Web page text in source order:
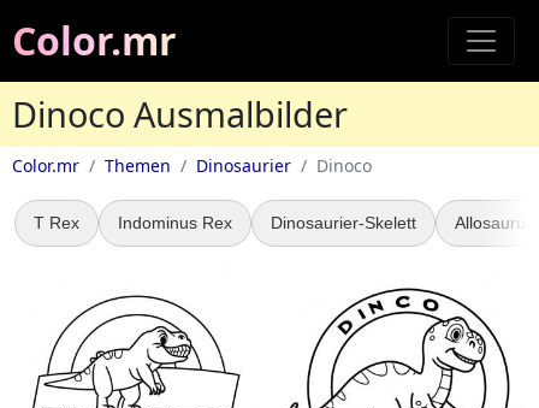
Color.mr
Dinoco Ausmalbilder
Color.mr Themen Dinosaurier Dinoco
T Rex Indominus Rex Dinosaurier-Skelett Allosaurus